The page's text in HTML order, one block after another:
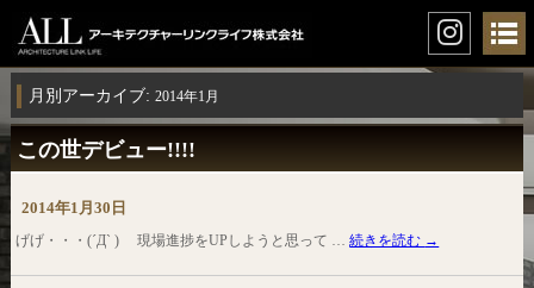
月別アーカイブ: 2014年1月
この世デビュー!!!!
2014年1月30日
げげ・・・(´Д` ) 現場進捗をUPしようと思って …続きを読む →